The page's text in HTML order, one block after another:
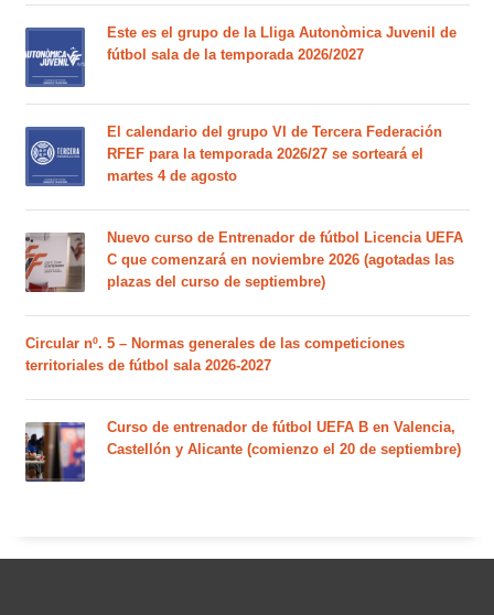
Este es el grupo de la Lliga Autonòmica Juvenil de
fútbol sala de la temporada 2026/2027
El calendario del grupo VI de Tercera Federación
RFEF para la temporada 2026/27 se sorteará el
martes 4 de agosto
Nuevo curso de Entrenador de fútbol Licencia UEFA
C que comenzará en noviembre 2026 (agotadas las
plazas del curso de septiembre)
Circular nº. 5 – Normas generales de las competiciones
territoriales de fútbol sala 2026-2027
Curso de entrenador de fútbol UEFA B en Valencia,
Castellón y Alicante (comienzo el 20 de septiembre)